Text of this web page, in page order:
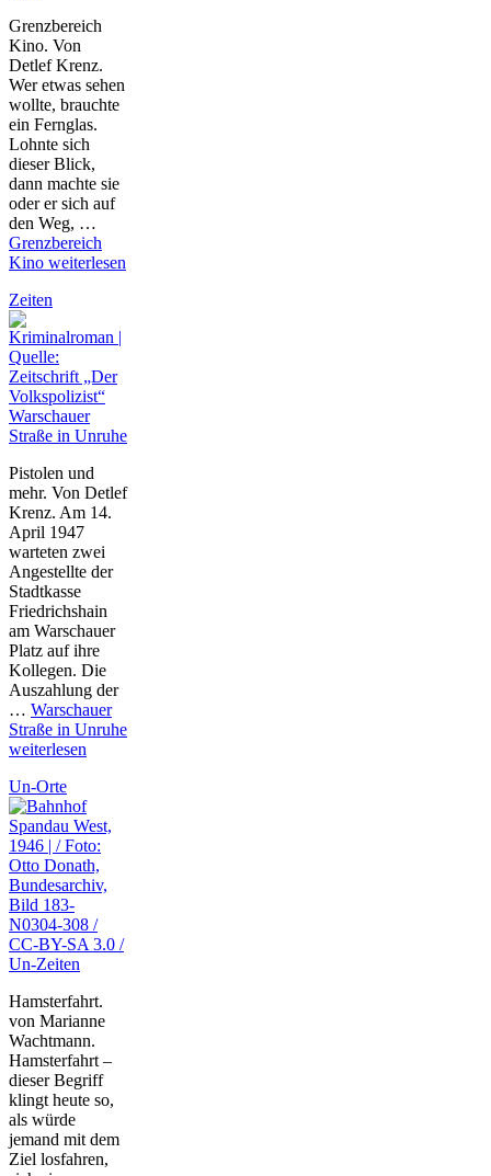
Grenzbereich
Kino. Von
Detlef Krenz.
Wer etwas sehen
wollte, brauchte
ein Fernglas.
Lohnte sich
dieser Blick,
dann machte sie
oder er sich auf
den Weg, …
Grenzbereich
Kino weiterlesen
Zeiten
Warschauer
Straße in Unruhe
Pistolen und
mehr. Von Detlef
Krenz. Am 14.
April 1947
warteten zwei
Angestellte der
Stadtkasse
Friedrichshain
am Warschauer
Platz auf ihre
Kollegen. Die
Auszahlung der
… Warschauer
Straße in Unruhe
weiterlesen
Un-Orte
Un-Zeiten
Hamsterfahrt.
von Marianne
Wachtmann.
Hamsterfahrt –
dieser Begriff
klingt heute so,
als würde
jemand mit dem
Ziel losfahren,